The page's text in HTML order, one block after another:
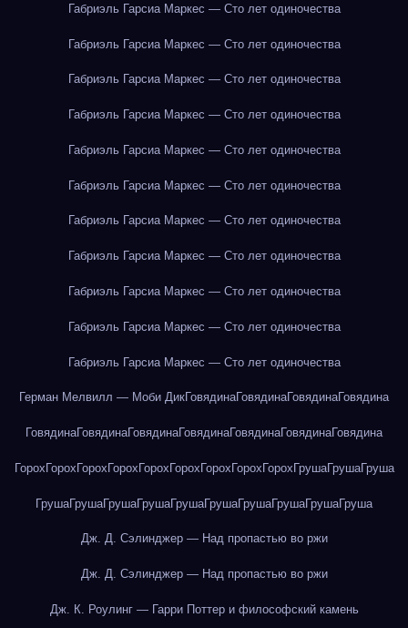
Габриэль Гарсиа Маркес — Сто лет одиночества
Габриэль Гарсиа Маркес — Сто лет одиночества
Габриэль Гарсиа Маркес — Сто лет одиночества
Габриэль Гарсиа Маркес — Сто лет одиночества
Габриэль Гарсиа Маркес — Сто лет одиночества
Габриэль Гарсиа Маркес — Сто лет одиночества
Габриэль Гарсиа Маркес — Сто лет одиночества
Габриэль Гарсиа Маркес — Сто лет одиночества
Габриэль Гарсиа Маркес — Сто лет одиночества
Габриэль Гарсиа Маркес — Сто лет одиночества
Габриэль Гарсиа Маркес — Сто лет одиночества
Герман Мелвилл — Моби ДикГовядинаГовядинаГовядинаГовядина
ГовядинаГовядинаГовядинаГовядинаГовядинаГовядинаГовядина
Горох Горох Горох Горох Горох Горох Горох Горох Горох ГрушаГрушаГруша
ГрушаГрушаГрушаГрушаГрушаГрушаГрушаГрушаГрушаГруша
Дж. Д. Сэлинджер — Над пропастью во ржи
Дж. Д. Сэлинджер — Над пропастью во ржи
Дж. К. Роулинг — Гарри Поттер и философский камень